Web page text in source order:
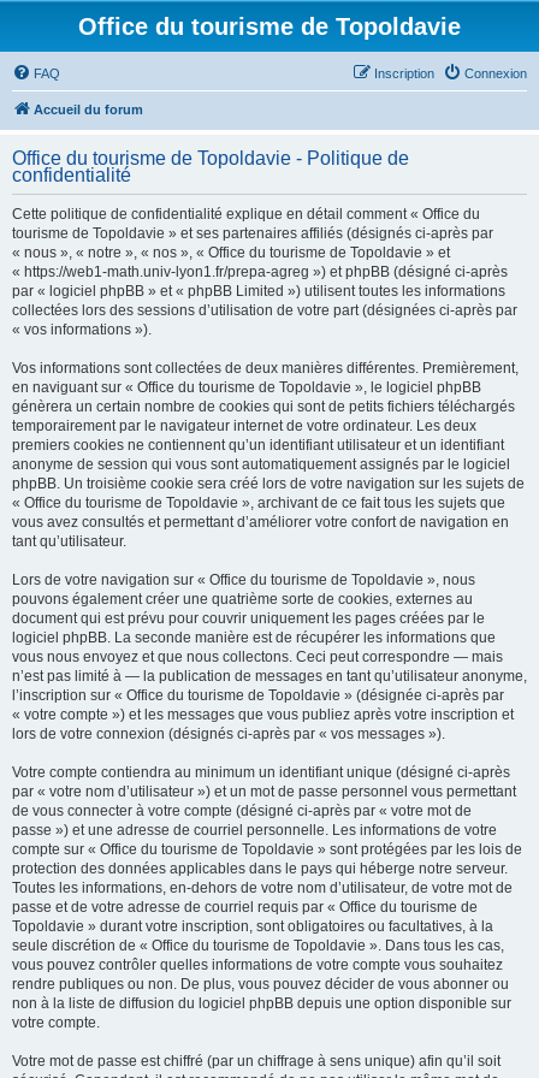
Office du tourisme de Topoldavie
FAQ Connexion
Inscription
Accueil du forum
Office du tourisme de Topoldavie - Politique de
confidentialité
Cette politique de confidentialité explique en détail comment « Office du
tourisme de Topoldavie » et ses partenaires affiliés (désignés ci-après par
« nous », « notre », « nos », « Office du tourisme de Topoldavie » et
« https://web1-math.univ-lyon1.fr/prepa-agreg ») et phpBB (désigné ci-après
par « logiciel phpBB » et « phpBB Limited ») utilisent toutes les informations
collectées lors des sessions d’utilisation de votre part (désignées ci-après par
« vos informations »).
Vos informations sont collectées de deux manières différentes. Premièrement,
en naviguant sur « Office du tourisme de Topoldavie », le logiciel phpBB
génèrera un certain nombre de cookies qui sont de petits fichiers téléchargés
temporairement par le navigateur internet de votre ordinateur. Les deux
premiers cookies ne contiennent qu’un identifiant utilisateur et un identifiant
anonyme de session qui vous sont automatiquement assignés par le logiciel
phpBB. Un troisième cookie sera créé lors de votre navigation sur les sujets de
« Office du tourisme de Topoldavie », archivant de ce fait tous les sujets que
vous avez consultés et permettant d’améliorer votre confort de navigation en
tant qu’utilisateur.
Lors de votre navigation sur « Office du tourisme de Topoldavie », nous
pouvons également créer une quatrième sorte de cookies, externes au
document qui est prévu pour couvrir uniquement les pages créées par le
logiciel phpBB. La seconde manière est de récupérer les informations que
vous nous envoyez et que nous collectons. Ceci peut correspondre — mais
n’est pas limité à — la publication de messages en tant qu’utilisateur anonyme,
l’inscription sur « Office du tourisme de Topoldavie » (désignée ci-après par
« votre compte ») et les messages que vous publiez après votre inscription et
lors de votre connexion (désignés ci-après par « vos messages »).
Votre compte contiendra au minimum un identifiant unique (désigné ci-après
par « votre nom d’utilisateur ») et un mot de passe personnel vous permettant
de vous connecter à votre compte (désigné ci-après par « votre mot de
passe ») et une adresse de courriel personnelle. Les informations de votre
compte sur « Office du tourisme de Topoldavie » sont protégées par les lois de
protection des données applicables dans le pays qui héberge notre serveur.
Toutes les informations, en-dehors de votre nom d’utilisateur, de votre mot de
passe et de votre adresse de courriel requis par « Office du tourisme de
Topoldavie » durant votre inscription, sont obligatoires ou facultatives, à la
seule discrétion de « Office du tourisme de Topoldavie ». Dans tous les cas,
vous pouvez contrôler quelles informations de votre compte vous souhaitez
rendre publiques ou non. De plus, vous pouvez décider de vous abonner ou
non à la liste de diffusion du logiciel phpBB depuis une option disponible sur
votre compte.
Votre mot de passe est chiffré (par un chiffrage à sens unique) afin qu’il soit